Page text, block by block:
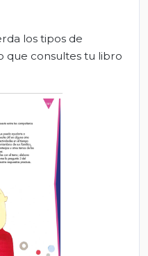
los tipos de
que consultes tu libro